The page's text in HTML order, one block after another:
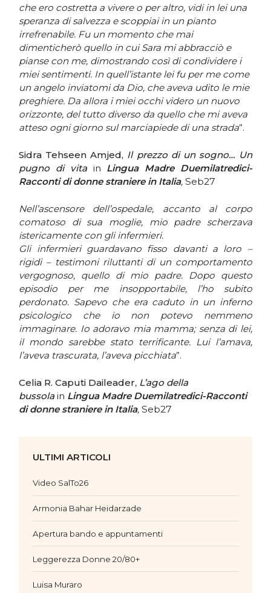
che ero costretta a vivere o per altro, vidi in lei una
speranza di salvezza e scoppiai in un pianto
irrefrenabile. Fu un momento che mai
dimenticherò quello in cui Sara mi abbracciò e
pianse con me, dimostrando così di condividere i
miei sentimenti. In quell’istante lei fu per me come
un angelo inviatomi da Dio, che aveva udito le mie
preghiere. Da allora i miei occhi videro un nuovo
orizzonte, del tutto diverso da quello che mi aveva
atteso ogni giorno sul marciapiede di una strada”.
Sidra Tehseen Amjed, Il prezzo di un sogno… Un
pugno di vitain Lingua Madre Duemilatredici-
Racconti di donne straniere in Italia, Seb27
Nell’ascensore dell’ospedale, accanto al corpo
comatoso di sua moglie, mio padre scherzava
istericamente con gli infermieri.
Gli infermieri guardavano fisso davanti a loro –
rigidi – testimoni riluttanti di un comportamento
vergognoso, quello di mio padre. Dopo questo
episodio per me insopportabile, l’ho subito
perdonato. Sapevo che era caduto in un inferno
psicologico che io non potevo nemmeno
immaginare. Io adoravo mia mamma; senza di lei,
il mondo sarebbe stato terrificante. Lui l’amava,
l’aveva trascurata, l’aveva picchiata”.
Celia R. Caputi Daileader, L’ago della
bussola in Lingua Madre Duemilatredici-Racconti
di donne straniere in Italia, Seb27
ULTIMI ARTICOLI
Video SalTo26
Armonia Bahar Heidarzade
Apertura bando e appuntamenti
Leggerezza Donne 20/80+
Luisa Muraro